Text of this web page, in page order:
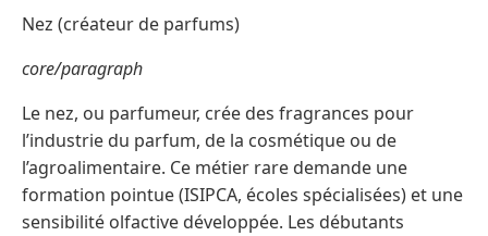
Nez (créateur de parfums)
core/paragraph
Le nez, ou parfumeur, crée des fragrances pour
l’industrie du parfum, de la cosmétique ou de
l’agroalimentaire. Ce métier rare demande une
formation pointue (ISIPCA, écoles spécialisées) et une
sensibilité olfactive développée. Les débutants